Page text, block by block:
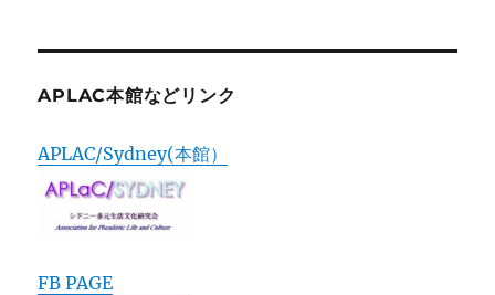
APLAC本館などリンク
APLAC/Sydney(本館）
FB PAGE